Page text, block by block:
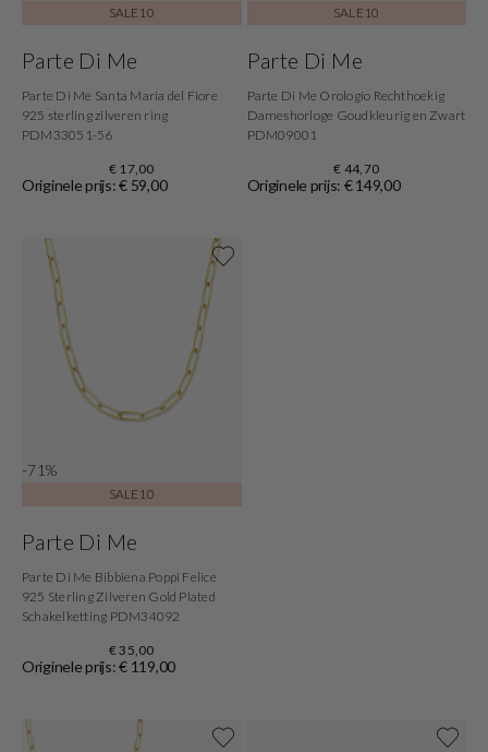
SALE10
Parte Di Me
Parte Di Me Santa Maria del Fiore
925 sterling zilveren ring
PDM33051-56
€ 17,00
Originele prijs: € 59,00
SALE10
Parte Di Me
Parte Di Me Orologio Rechthoekig
Dameshorloge Goudkleurig en Zwart
PDM09001
€ 44,70
Originele prijs: € 149,00
-71%
SALE10
Parte Di Me
Parte Di Me Bibbiena Poppi Felice
925 Sterling Zilveren Gold Plated
Schakelketting PDM34092
€ 35,00
Originele prijs: € 119,00